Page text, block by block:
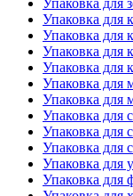
Упаковка для
Упаковка для
Упаковка для
Упаковка для
Упаковка для
Упаковка для
Упаковка для
Упаковка для
Упаковка для
Упаковка для
Упаковка для
Упаковка для